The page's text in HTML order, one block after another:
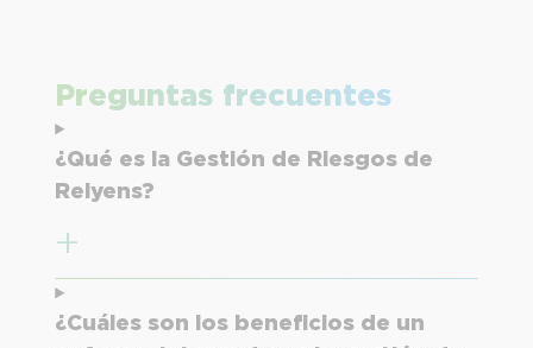
Preguntas frecuentes
¿Qué es la Gestión de Riesgos de
Relyens?
¿Cuáles son los beneficios de un